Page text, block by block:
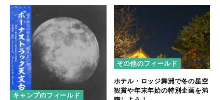
キャンプのフィールド
その他のフィールド
ホテル・ロッジ舞洲で冬の星空
観賞や年末年始の特別企画を満